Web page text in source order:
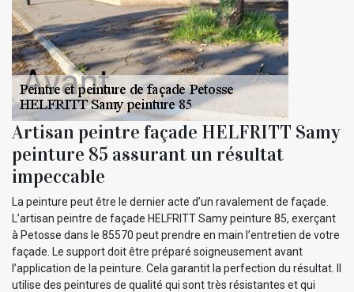
Artisan peintre façade HELFRITT Samy
peinture 85 assurant un résultat
impeccable
La peinture peut être le dernier acte d’un ravalement de façade.
L’artisan peintre de façade HELFRITT Samy peinture 85, exerçant
à Petosse dans le 85570 peut prendre en main l’entretien de votre
façade. Le support doit être préparé soigneusement avant
l’application de la peinture. Cela garantit la perfection du résultat. Il
utilise des peintures de qualité qui sont très résistantes et qui